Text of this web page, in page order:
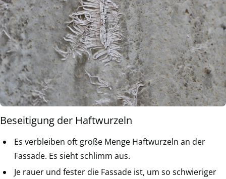
Beseitigung der Haftwurzeln
Es verbleiben oft große Menge Haftwurzeln an der
Fassade. Es sieht schlimm aus.
Je rauer und fester die Fassade ist, um so schwieriger